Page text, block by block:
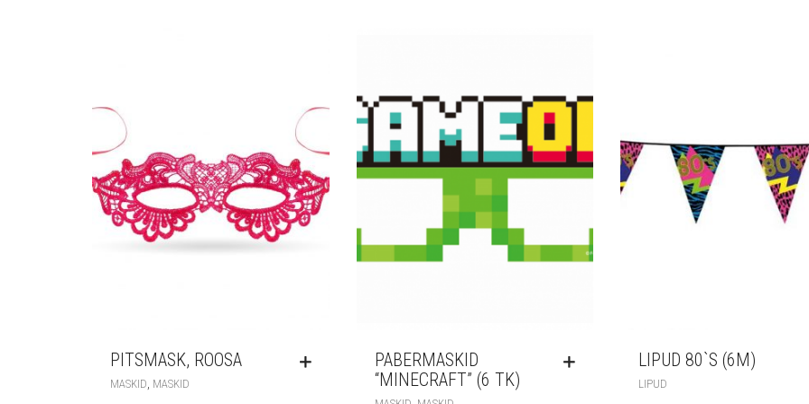
PITSMASK, ROOSA
MASKID MASKID
PABERMASKID
“MINECRAFT” (6 TK)
LIPUD 80`S (6M)
LIPUD